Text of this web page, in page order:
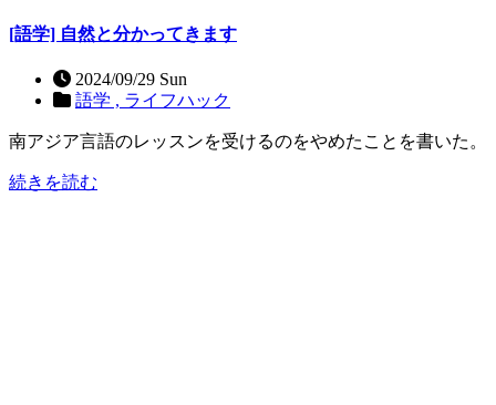
[語学] 自然と分かってきます
2024/09/29 Sun
語学 , ライフハック
南アジア言語のレッスンを受けるのをやめたことを書いた。
続きを読む